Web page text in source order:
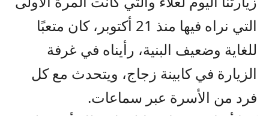
التي نراه فيها منذ 21 أكتوبر، كان متعبًا
للغاية وضعيف البنية، رأيناه في غرفة
الزيارة في كابينة زجاج، ويتحدث مع كل
فرد من الأسرة عبر سماعات.